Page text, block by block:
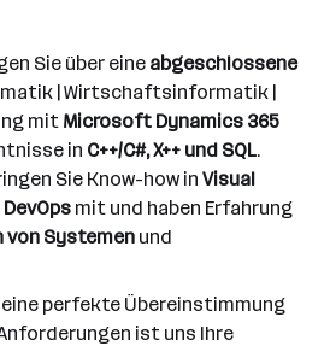
Sie über eine abgeschlossene
| Wirtschaftsinformatik |
mit Microsoft Dynamics 365
in C++/C#, X++ und SQL.
Sie Know-how in Visual
DevOps mit und haben Erfahrung
Systemen und
perfekte Übereinstimmung
ist uns Ihre